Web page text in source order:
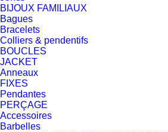
BIJOUX FAMILIAUX
Bagues
Bracelets
Colliers & pendentifs
BOUCLES
JACKET
Anneaux
FIXES
Pendantes
PERÇAGE
Accessoires
Barbelles